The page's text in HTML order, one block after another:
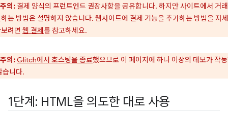
주의: 결제 양식의 프런트엔드 권장사항을 공유합니다. 하지만 사이트에서 거
는 방법은 설명하지 않습니다. 웹사이트에 결제 기능을 추가하는 방법을 자
려면 웹 결제를 참고하세요.
주의:Glitch에서 호스팅을 종료했으므로 이 페이지에 하나 이상의 데모가 작
습니다.
1단계: HTML을 의도한 대로 사용